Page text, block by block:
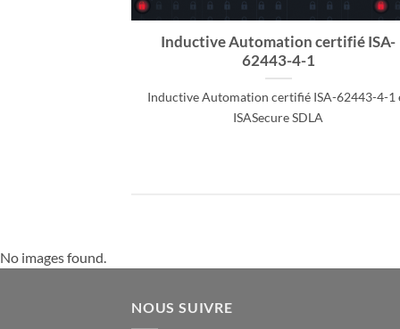
Inductive Automation certifié ISA-
62443-4-1
Inductive Automation certifié ISA-62443-4-1
ISASecure SDLA
No images found.
NOUS SUIVRE